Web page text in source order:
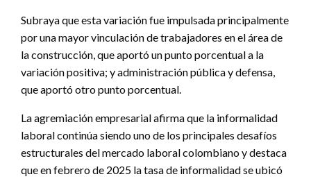
Subraya que esta variación fue impulsada principalmente
por una mayor vinculación de trabajadores en el área de
la construcción, que aportó un punto porcentual a la
variación positiva; y administración pública y defensa,
que aportó otro punto porcentual.
La agremiación empresarial afirma que la informalidad
laboral continúa siendo uno de los principales desafíos
estructurales del mercado laboral colombiano y destaca
que en febrero de 2025 la tasa de informalidad se ubicó